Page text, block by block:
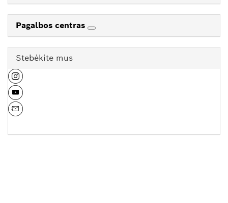
Pagalbos centras
Stebėkite mus